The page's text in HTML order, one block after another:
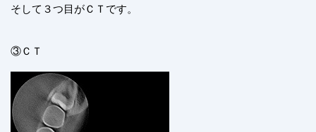
そして３つ目がＣＴです。
③ＣＴ